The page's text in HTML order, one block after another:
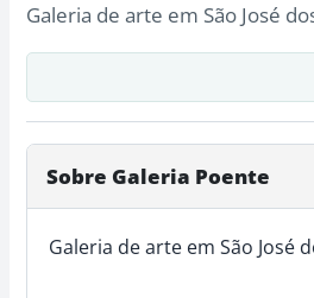
Galeria de arte em São José
Sobre Galeria Poente
Galeria de arte em São